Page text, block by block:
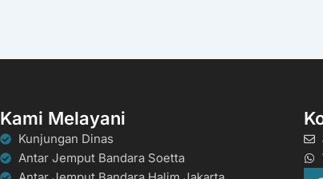
Kami Melayani
Kunjungan Dinas
Antar Jemput Bandara Soetta